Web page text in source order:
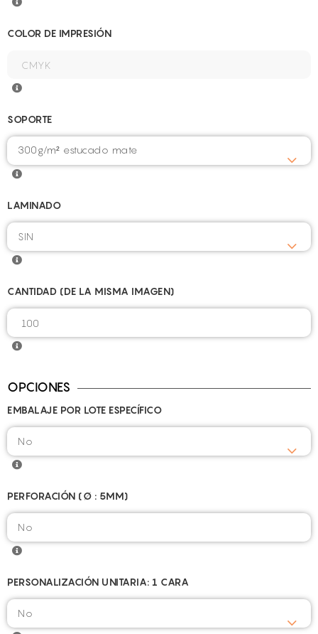
COLOR DE IMPRESIÓN
SOPORTE
300g/m² estucado mate
LAMINADO
CANTIDAD (DE LA MISMA IMAGEN)
OPCIONES
EMBALAJE POR LOTE ESPECÍFICO
PERFORACIÓN (Ø : 5MM)
PERSONALIZACIÓN UNITARIA: 1 CARA